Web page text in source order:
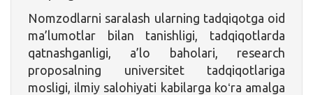
Nomzodlarni saralash ularning tadqiqotga oid
ma’lumotlar bilan tanishligi, tadqiqotlarda
qatnashganligi, a’lo baholari, research
proposalning universitet tadqiqotlariga
mosligi, ilmiy salohiyati kabilarga koʻra amalga